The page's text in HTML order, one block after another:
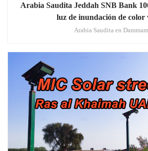
Arabia Saudita Jeddah SNB Bank
luz de inundación de color
Arabia Saudita en Dammam